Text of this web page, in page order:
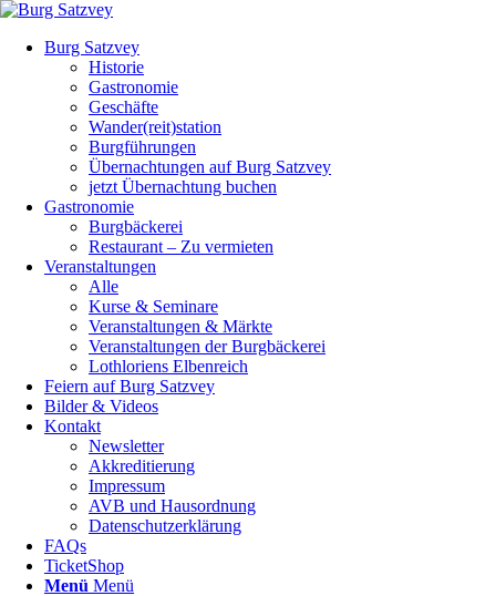
Burg Satzvey
Historie
Gastronomie
Geschäfte
Wander(reit)station
Burgführungen
Übernachtungen auf Burg Satzvey
jetzt Übernachtung buchen
Gastronomie
Burgbäckerei
Restaurant – Zu vermieten
Veranstaltungen
Alle
Kurse & Seminare
Veranstaltungen & Märkte
Veranstaltungen der Burgbäckerei
Lothloriens Elbenreich
Feiern auf Burg Satzvey
Bilder & Videos
Kontakt
Newsletter
Akkreditierung
Impressum
AVB und Hausordnung
Datenschutzerklärung
FAQs
TicketShop
Menü Menü